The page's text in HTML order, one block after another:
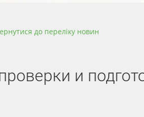
до переліку новин
и